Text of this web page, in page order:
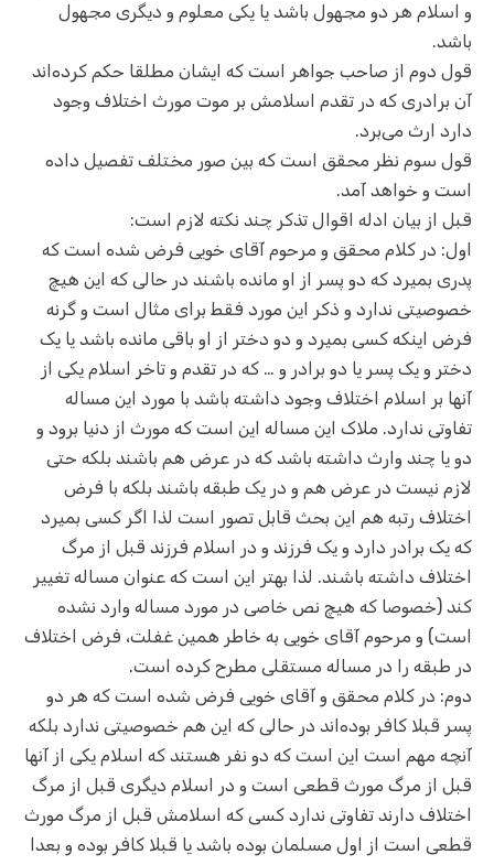
و اسلام هر دو مجهول باشد یا یکی معلوم و دیگری مجهول
باشد.
قول دوم از صاحب جواهر است که ایشان مطلقا حکم کرده‌اند
آن برادری که در تقدم اسلامش بر موت مورث اختلاف وجود
دارد ارث می‌برد.
قول سوم نظر محقق است که بین صور مختلف تفصیل داده
است و خواهد آمد.
قبل از بیان ادله اقوال تذکر چند نکته لازم است:
اول: در کلام محقق و مرحوم آقای خویی فرض شده است که
پدری بمیرد که دو پسر از او مانده باشند در حالی که این هیچ
خصوصیتی ندارد و ذکر این مورد فقط برای مثال است و گرنه
فرض اینکه کسی بمیرد و دو دختر از او باقی مانده باشد یا یک
دختر و یک پسر یا دو برادر و … که در تقدم و تاخر اسلام یکی از
آنها بر اسلام اختلاف وجود داشته باشد با مورد این مساله
تفاوتی ندارد. ملاک این مساله این است که مورث از دنیا برود و
دو یا چند وارث داشته باشد که در عرض هم باشند بلکه حتی
لازم نیست در عرض هم و در یک طبقه باشند بلکه با فرض
اختلاف رتبه هم این بحث قابل تصور است لذا اگر کسی بمیرد
که یک برادر دارد و یک فرزند و در اسلام فرزند قبل از مرگ
اختلاف داشته باشند. لذا بهتر این است که عنوان مساله تغییر
کند (خصوصا که هیچ نص خاصی در مورد مساله وارد نشده
است) و مرحوم آقای خویی به خاطر همین غفلت، فرض اختلاف
در طبقه را در مساله مستقلی مطرح کرده است.
دوم: در کلام محقق و‌ آقای خویی فرض شده است که هر دو
پسر قبلا کافر بوده‌اند در حالی که این هم خصوصیتی ندارد بلکه
آنچه مهم است این است که دو نفر هستند که اسلام یکی از آنها
قبل از مرگ مورث قطعی است و در اسلام دیگری قبل از مرگ
اختلاف دارند تفاوتی ندارد کسی که اسلامش قبل از مرگ مورث
قطعی است از اول مسلمان بوده باشد یا قبلا کافر بوده و بعدا